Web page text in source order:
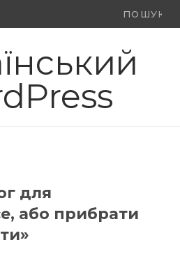
Ви
F X
(
Y
o
для
або прибрати